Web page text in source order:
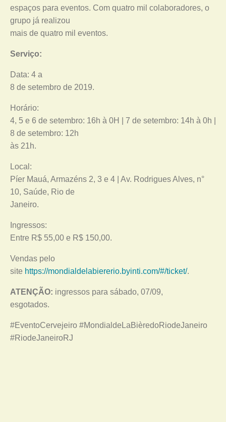
espaços para eventos. Com quatro mil colaboradores, o
grupo já realizou
mais de quatro mil eventos.
Serviço:
Data: 4 a
8 de setembro de 2019.
Horário:
4, 5 e 6 de setembro: 16h à 0H | 7 de setembro: 14h à 0h |
8 de setembro: 12h
às 21h.
Local:
Píer Mauá, Armazéns 2, 3 e 4 | Av. Rodrigues Alves, n°
10, Saúde, Rio de
Janeiro.
Ingressos:
Entre R$ 55,00 e R$ 150,00.
Vendas pelo
site https://mondialdelabiererio.byinti.com/#/ticket/.
ATENÇÃO: ingressos para sábado, 07/09,
esgotados.
#EventoCervejeiro #MondialdeLaBièredoRiodeJaneiro
#RiodeJaneiroRJ